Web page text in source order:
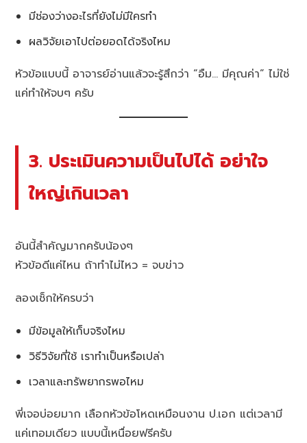
มีช่องว่างอะไรที่ยังไม่มีใครทำ
ผลวิจัยเอาไปต่อยอดได้จริงไหม
หัวข้อแบบนี้ อาจารย์อ่านแล้วจะรู้สึกว่า “อืม… มีคุณค่า” ไม่ใช่
แค่ทำให้จบๆ ครับ
3. ประเมินความเป็นไปได้ อย่าใจ
ใหญ่เกินเวลา
อันนี้สำคัญมากครับน้องๆ
หัวข้อดีแค่ไหน ถ้าทำไม่ไหว = จบข่าว
ลองเช็กให้ครบว่า
มีข้อมูลให้เก็บจริงไหม
วิธีวิจัยที่ใช้ เราทำเป็นหรือเปล่า
เวลาและทรัพยากรพอไหม
พี่เจอบ่อยมาก เลือกหัวข้อโหดเหมือนงาน ป.เอก แต่เวลามี
แค่เทอมเดียว แบบนี้เหนื่อยฟรีครับ